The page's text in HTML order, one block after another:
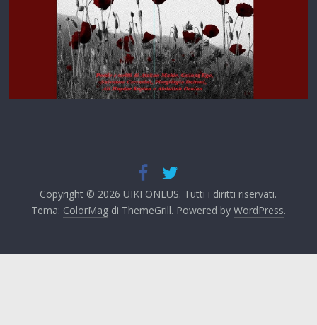
Copyright © 2026 UIKI ONLUS. Tutti i diritti riservati.
Tema: ColorMagdi ThemeGrill. Powered by WordPress.